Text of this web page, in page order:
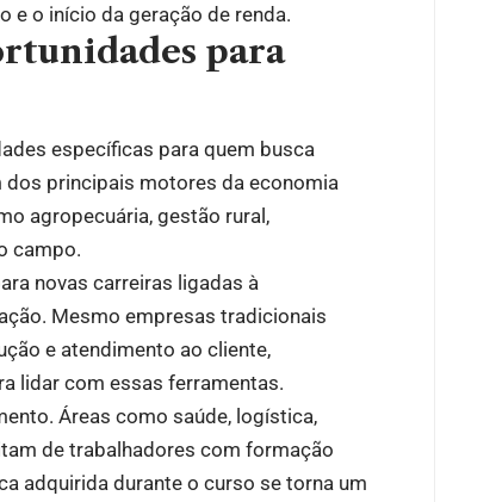
e o início da geração de renda.
para
específicas para quem busca
principais motores da economia
agropecuária, gestão rural,
campo.
novas carreiras ligadas à
Mesmo empresas tradicionais
e atendimento ao cliente,
lidar com essas ferramentas.
Áreas como saúde, logística,
de trabalhadores com formação
adquirida durante o curso se torna um